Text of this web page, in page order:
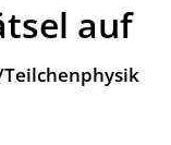
auf